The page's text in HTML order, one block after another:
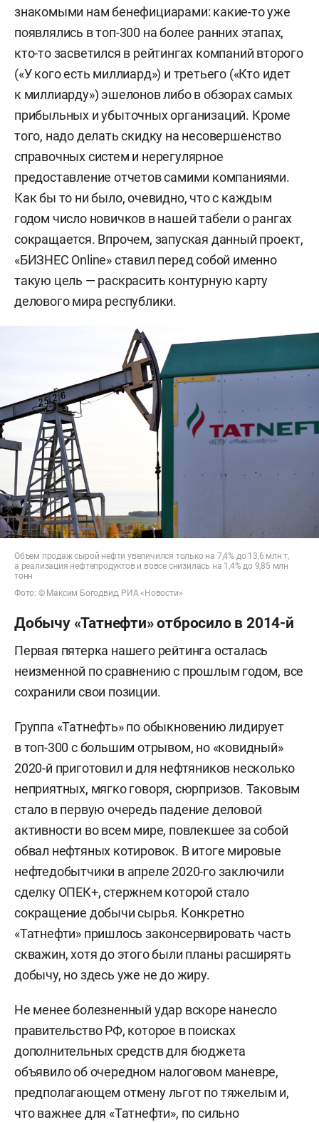
знакомыми нам бенефициарами: какие-то уже
появлялись в топ-300 на более ранних этапах,
кто-то засветился в рейтингах компаний второго
(«У кого есть миллиард») и третьего («Кто идет
к миллиарду») эшелонов либо в обзорах самых
прибыльных и убыточных организаций. Кроме
того, надо делать скидку на несовершенство
справочных систем и нерегулярное
предоставление отчетов самими компаниями.
Как бы то ни было, очевидно, что с каждым
годом число новичков в нашей табели о рангах
сокращается. Впрочем, запуская данный проект,
«БИЗНЕС Online» ставил перед собой именно
такую цель — раскрасить контурную карту
делового мира республики.
Объем продаж сырой нефти увеличился только на 7,4% до 13,6 млн т,
а реализация нефтепродуктов и вовсе снизилась на 1,4% до 9,85 млн
тонн
Фото: © Максим Богодвид, РИА «Новости»
Добычу «Татнефти» отбросило в 2014-й
Первая пятерка нашего рейтинга осталась
неизменной по сравнению с прошлым годом, все
сохранили свои позиции.
Группа «Татнефть» по обыкновению лидирует
в топ-300 с большим отрывом, но «ковидный»
2020-й приготовил и для нефтяников несколько
неприятных, мягко говоря, сюрпризов. Таковым
стало в первую очередь падение деловой
активности во всем мире, повлекшее за собой
обвал нефтяных котировок. В итоге мировые
нефтедобытчики в апреле 2020-го заключили
сделку ОПЕК+, стержнем которой стало
сокращение добычи сырья. Конкретно
«Татнефти» пришлось законсервировать часть
скважин, хотя до этого были планы расширять
добычу, но здесь уже не до жиру.
Не менее болезненный удар вскоре нанесло
правительство РФ, которое в поисках
дополнительных средств для бюджета
объявило об очередном налоговом маневре,
предполагающем отмену льгот по тяжелым и,
что важнее для «Татнефти», по сильно